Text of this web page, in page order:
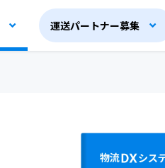
運送パートナー募集